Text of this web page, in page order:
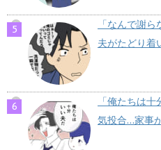
「なんで謝
夫がたどり着
「俺たちは
気投合…家事